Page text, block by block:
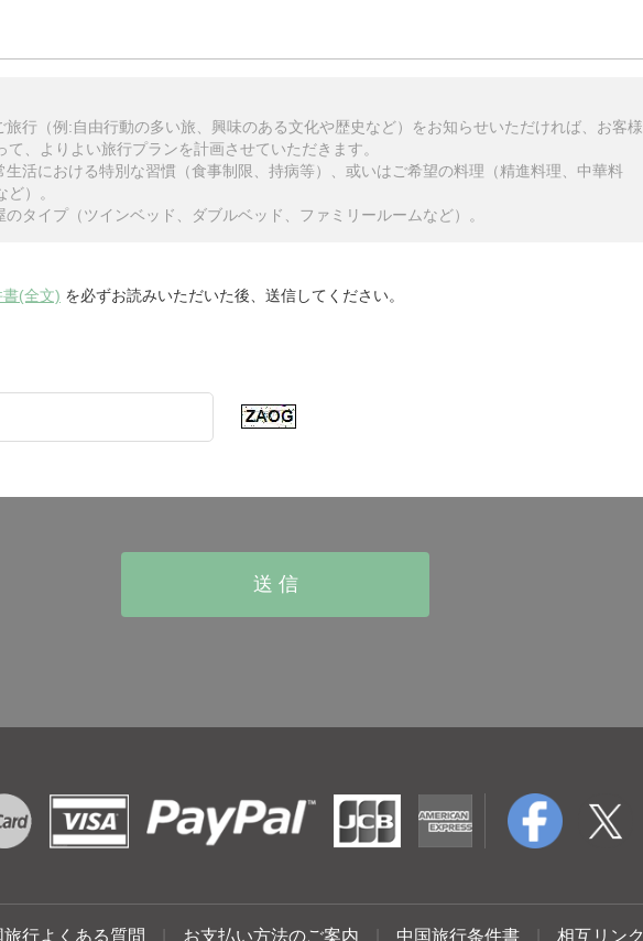
旅行（例:自由行動の多い旅、興味のある文化や歴史など）をお知らせいただければ、お客様
て、よりよい旅行プランを計画させていただきます。
生活における特別な習慣（食事制限、持病等）、或いはご希望の料理（精進料理、中華料
）。
のタイプ（ツインベッド、ダブルベッド、ファミリールームなど）。
(全文) を必ずお読みいただいた後、送信してください。
旅行よくある質問 お支払い方法のご案内 中国旅行条件書 相互リンク